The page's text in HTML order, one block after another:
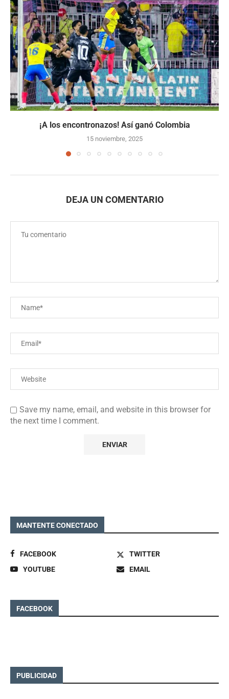
¡A los encontronazos! Así ganó Colombia
15 noviembre, 2025
DEJA UN COMENTARIO
Save my name, email, and website in this browser for
the next time I comment.
MANTENTE CONECTADO
FACEBOOK
TWITTER
YOUTUBE
EMAIL
FACEBOOK
PUBLICIDAD